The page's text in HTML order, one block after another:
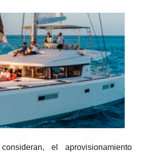
el aprovisionamiento